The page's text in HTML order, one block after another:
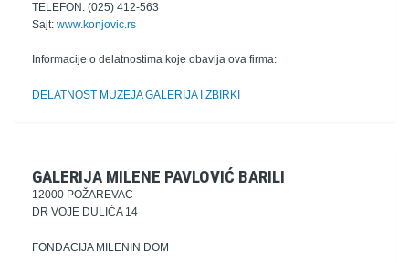
TELEFON: (025) 412-563
Sajt: www.konjovic.rs
Informacije o delatnostima koje obavlja ova firma:
DELATNOST MUZEJA GALERIJA I ZBIRKI
GALERIJA MILENE PAVLOVIĆ BARILI
12000 POŽAREVAC
DR VOJE DULIĆA 14
FONDACIJA MILENIN DOM